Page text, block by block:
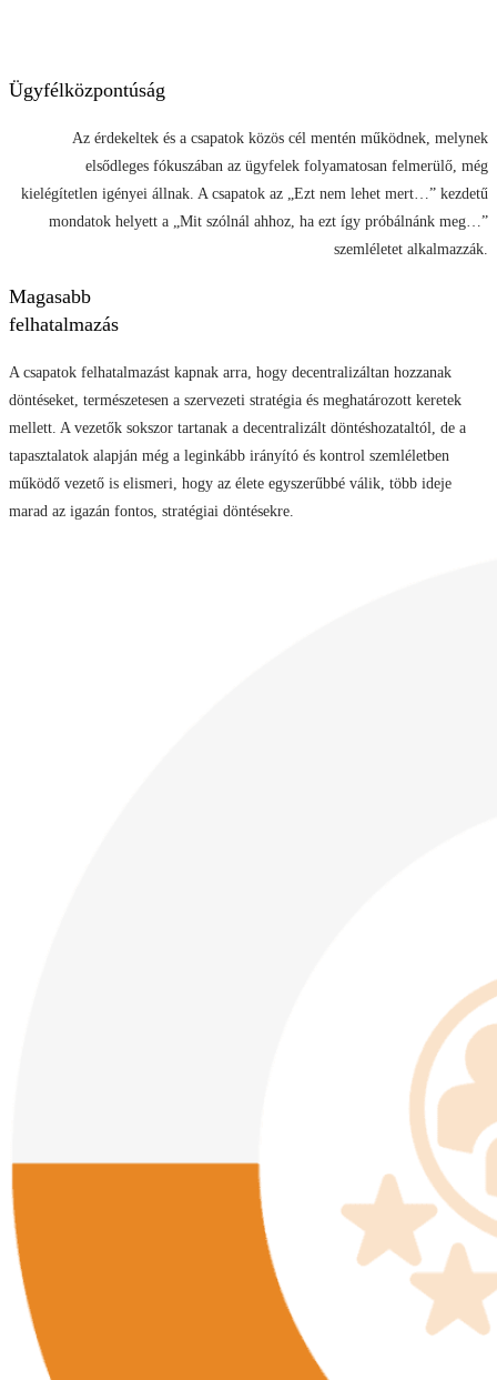
Ügyfélközpontúság
Az érdekeltek és a csapatok közös cél mentén működnek, melynek
elsődleges fókuszában az ügyfelek folyamatosan felmerülő, még
kielégítetlen igényei állnak. A csapatok az „Ezt nem lehet mert…” kezdetű
mondatok helyett a „Mit szólnál ahhoz, ha ezt így próbálnánk meg…”
szemléletet alkalmazzák.
Magasabb
felhatalmazás
A csapatok felhatalmazást kapnak arra, hogy decentralizáltan hozzanak
döntéseket, természetesen a szervezeti stratégia és meghatározott keretek
mellett. A vezetők sokszor tartanak a decentralizált döntéshozataltól, de a
tapasztalatok alapján még a leginkább irányító és kontrol szemléletben
működő vezető is elismeri, hogy az élete egyszerűbbé válik, több ideje
marad az igazán fontos, stratégiai döntésekre.